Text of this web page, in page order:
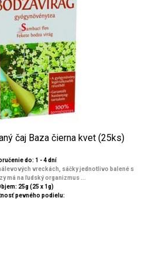
čaj Baza čierna kvet (25ks)
do: 1 - 4 dní
vreckách, sáčky jednotlivo balené s
má na ľudský organizmus ...
25g (25 x 1g)
pevného podielu: